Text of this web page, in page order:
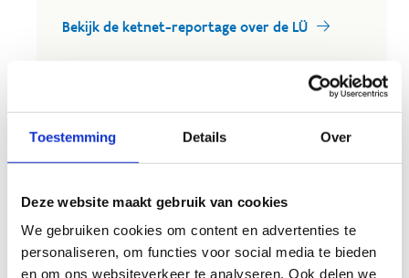
Toestemming Details Over
Deze website maakt gebruik van cookies
We gebruiken cookies om content en advertenties te
personaliseren, om functies voor social media te bieden
en om ons websiteverkeer te analyseren. Ook delen we
Bekijk de ketnet-reportage over de LÜ
Reserveer de LÜ